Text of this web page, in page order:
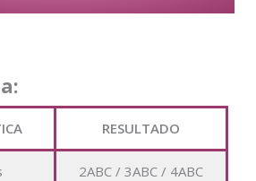
RESULTADO
2ABC / 3ABC / 4ABC